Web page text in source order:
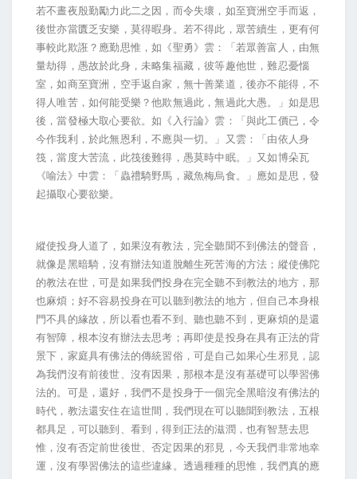
若不晝夜殷勤勵力此二之因，而令失壞，如至寶洲空手而返，
後世亦當匱乏安樂，莫得暇身。若不得此，眾苦續生，更有何
事較此欺誑？應勤思惟，如《聖勇》雲：「若眾善富人，由無
量劫得，愚故於此身，未略集福藏，彼等趣他世，難忍憂惱
室，如商至寶洲，空手返自家，無十善業道，後亦不能得，不
得人唯苦，如何能受樂？他欺無過此，無過此大愚。」如是思
後，當發極大取心要欲。如《入行論》雲：「與此工價已，令
今作我利，於此無恩利，不應與一切。」又雲：「由依人身
筏，當度大苦流，此筏後難得，愚莫時中眠。」又如博朵瓦
《喻法》中雲：「蟲禮騎野馬，藏魚梅烏食。」應如是思，發
起攝取心要欲樂。
縱使投身人道了，如果沒有教法，完全聽聞不到佛法的聲音，
就像是黑暗騎，沒有辦法知道脫離生死苦海的方法；縱使佛陀
的教法在世，可是如果我們投身在完全聽不到教法的地方，那
也麻煩；好不容易投身在可以聽到教法的地方，但自己本身根
門不具的緣故，所以看也看不到、聽也聽不到，更麻煩的是還
有智障，根本沒有辦法去思考；再即使是投身在具有正法的背
景下，家庭具有佛法的傳統習俗，可是自己如果心生邪見，認
為我們沒有前後世、沒有因果，那根本是沒有基礎可以學習佛
法的。可是，還好，我們不是投身于一個完全黑暗沒有佛法的
時代，教法還安住在這世間，我們現在可以聽聞到教法，五根
都具足，可以聽到、看到，得到正法的滋潤，也有智慧去思
惟，沒有否定前世後世、否定因果的邪見，今天我們非常地幸
運，沒有學習佛法的這些違緣。透過種種的思惟，我們真的應